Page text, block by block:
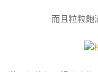
而且粒粒飽